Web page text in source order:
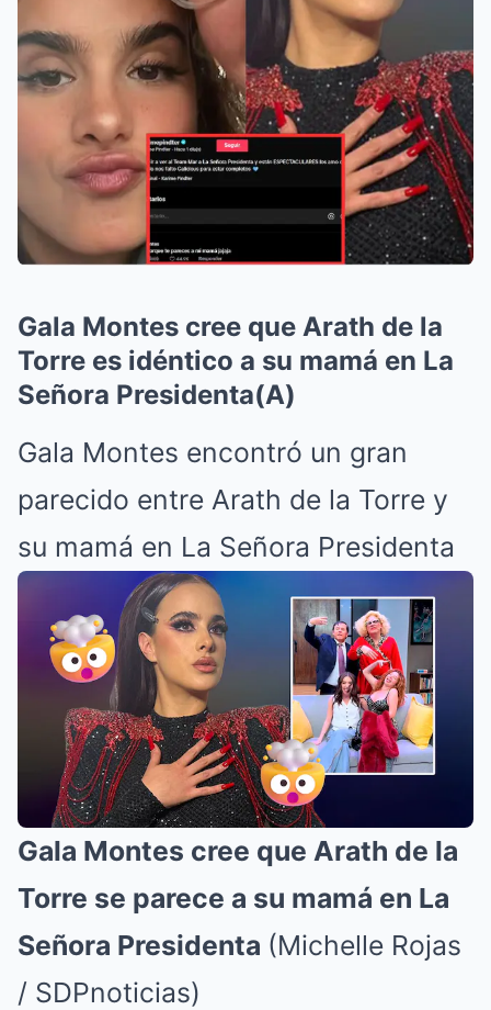
Gala Montes cree que Arath de la
Torre es idéntico a su mamá en La
Señora Presidenta(A)
Gala Montes encontró un gran
parecido entre Arath de la Torre y
su mamá en La Señora Presidenta
Gala Montes cree que Arath de la
Torre se parece a su mamá en La
Señora Presidenta (Michelle Rojas
/ SDPnoticias)